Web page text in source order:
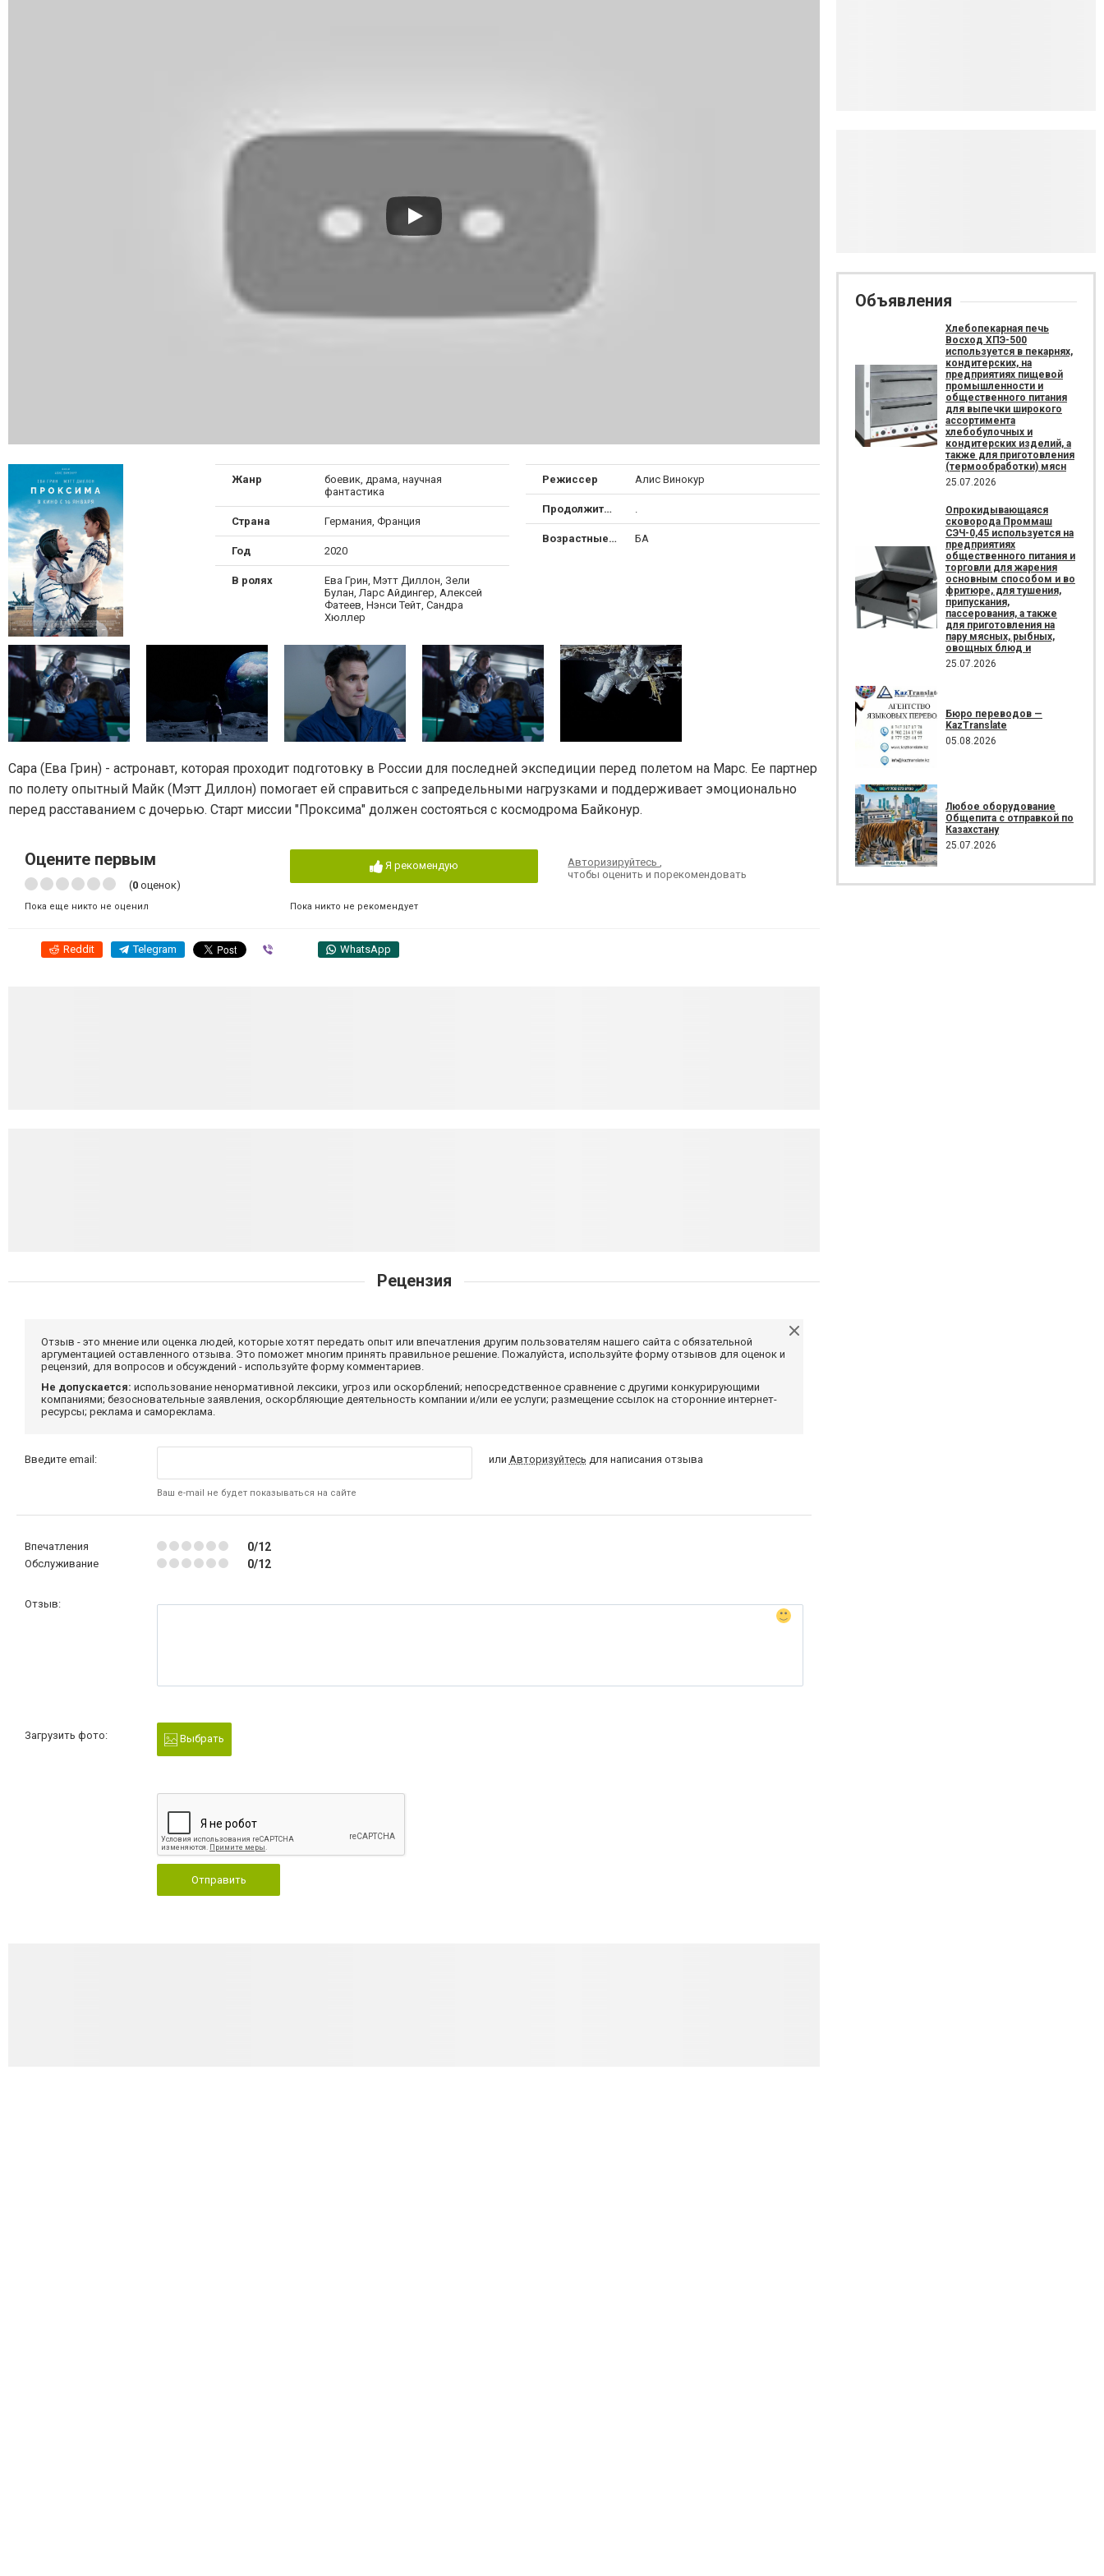
Жанр
боевик, драма, научная
фантастика
Страна Германия, Франция
Год 2020
В ролях
Ева Грин, Мэтт Диллон, Зели
Булан, Ларс Айдингер, Алексей
Фатеев, Нэнси Тейт, Сандра
Хюллер
Режиссер Алис Винокур
Продолжительность
Возрастные ограничения БА
Сара (Ева Грин) - астронавт, которая проходит подготовку в России для последней экспедиции перед полетом на Марс. Ее партнер
по полету опытный Майк (Мэтт Диллон) помогает ей справиться с запредельными нагрузками и поддерживает эмоционально
перед расставанием с дочерью. Старт миссии "Проксима" должен состояться с космодрома Байконур.
Оцените первым
(0 оценок)
Пока еще никто не оценил
Я рекомендую
Пока никто не рекомендует
Авторизируйтесь,
чтобы оценить и порекомендовать
Reddit Telegram WhatsApp
Рецензия
Отзыв - это мнение или оценка людей, которые хотят передать опыт или впечатления другим пользователям нашего сайта с обязательной
аргументацией оставленного отзыва. Это поможет многим принять правильное решение. Пожалуйста, используйте форму отзывов для оценок и
рецензий, для вопросов и обсуждений - используйте форму комментариев.
Не допускается: использование ненормативной лексики, угроз или оскорблений; непосредственное сравнение с другими конкурирующими
компаниями; безосновательные заявления, оскорбляющие деятельность компании и/или ее услуги; размещение ссылок на сторонние интернет-
ресурсы; реклама и самореклама.
Введите email:
Ваш e-mail не будет показываться на сайте
или Авторизуйтесь для написания отзыва
Впечатления 0/12
Обслуживание 0/12
Отзыв:
Загрузить фото: Выбрать
Отправить
Объявления
Хлебопекарная печь
Восход ХПЭ-500
используется в пекарнях,
кондитерских, на
предприятиях пищевой
промышленности и
общественного питания
для выпечки широкого
ассортимента
хлебобулочных и
кондитерских изделий, а
также для приготовления
(термообработки) мясн
25.07.2026
Опрокидывающаяся
сковорода Проммаш
СЭЧ-0,45 используется на
предприятиях
общественного питания и
торговли для жарения
основным способом и во
фритюре, для тушения,
припускания,
пассерования, а также
для приготовления на
пару мясных, рыбных,
овощных блюд и
25.07.2026
Бюро переводов —
KazTranslate
05.08.2026
Любое оборудование
Общепита с отправкой по
Казахстану
25.07.2026